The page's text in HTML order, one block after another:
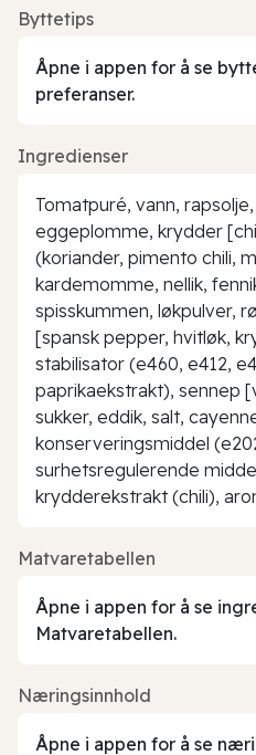
Byttetips
Åpne i appen for å se
preferanser.
Ingredienser
Tomatpuré, vann,
eggeplomme, krydder
(koriander, pimento chili,
kardemomme, nellik,
spisskummen, løkpulver,
[spansk pepper, hvitløk,
stabilisator (e460, e412,
paprikaekstrakt), sennep
sukker, eddik, salt,
konserveringsmiddel
surhetsregulerende
krydderekstrakt (chili),
Matvaretabellen
Åpne i appen for å se
Matvaretabellen.
Næringsinnhold
Åpne i appen for å se